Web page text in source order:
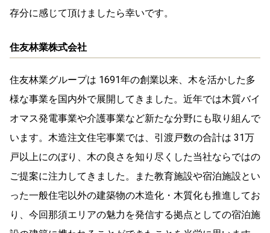
存分に感じて頂けましたら幸いです。
住友林業株式会社
住友林業グループは 1691年の創業以来、木を活かした多
様な事業を国内外で展開してきました。近年では木質バイ
オマス発電事業や介護事業など新たな分野にも取り組んで
います。木造注文住宅事業では、引渡戸数の合計は 31万
戸以上にのぼり、木の良さを知り尽くした当社ならではの
ご提案に注力してきました。また教育施設や宿泊施設とい
った一般住宅以外の建築物の木造化・木質化も推進してお
り、今回那須エリアの魅力を発信する拠点としての宿泊施